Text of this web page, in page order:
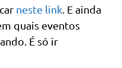
neste link . E ainda
quais eventos
É só ir